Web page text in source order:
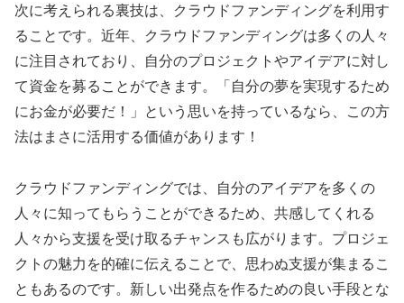
次に考えられる裏技は、クラウドファンディングを利用す
ることです。近年、クラウドファンディングは多くの人々
に注目されており、自分のプロジェクトやアイデアに対し
て資金を募ることができます。「自分の夢を実現するため
にお金が必要だ！」という思いを持っているなら、この方
法はまさに活用する価値があります！
クラウドファンディングでは、自分のアイデアを多くの
人々に知ってもらうことができるため、共感してくれる
人々から支援を受け取るチャンスも広がります。プロジェ
クトの魅力を的確に伝えることで、思わぬ支援が集まるこ
ともあるのです。新しい出発点を作るための良い手段とな